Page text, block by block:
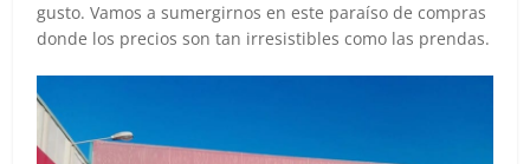
gusto. Vamos a sumergirnos en este paraíso de compras
donde los precios son tan irresistibles como las prendas.